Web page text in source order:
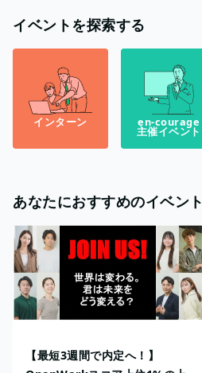
イベントを探索する
インターン en-courage
主催イベント
あなたにおすすめのイベント
【最短3週間で内定へ！】